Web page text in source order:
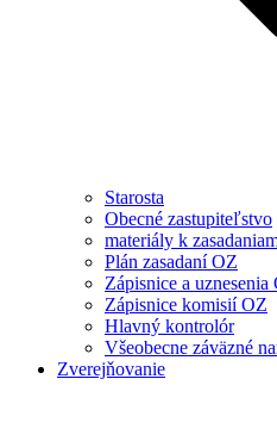
Starosta
Obecné zastupiteľstvo
materiály k
Plán zasadaní OZ
Zápisnice a uznesenia
Zápisnice komisií OZ
Hlavný kontrolór
Všeobecne záväzné
Zverejňovanie